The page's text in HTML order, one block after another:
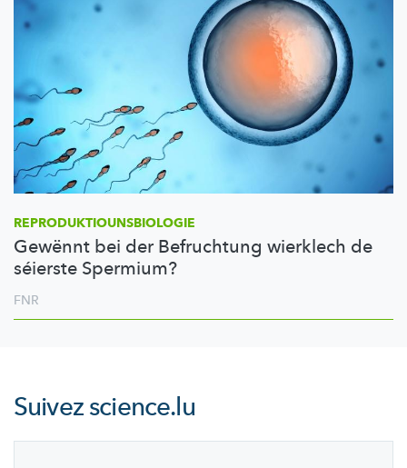
REPRODUKTIOUNSBIOLOGIE
Gewënnt bei der Befruchtung wierklech de
séierste Spermium?
FNR
Suivezscience.lu